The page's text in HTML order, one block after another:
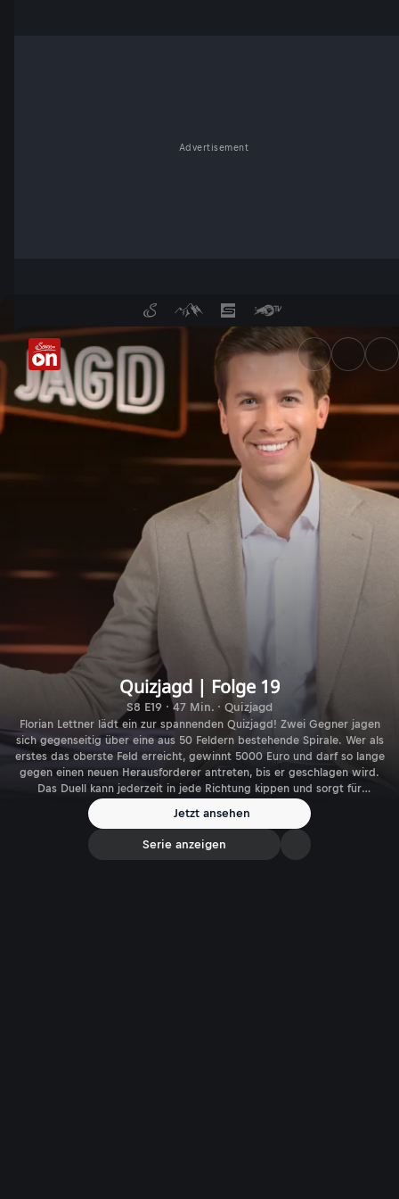
Advertisement
Quizjagd | Folge 19 -
Quizjagd | Folge 19
S8 E19 · 47 Min. · Quizjagd
Florian Lettner lädt ein zur spannenden Quizjagd! Zwei Gegner jagen
sich gegenseitig über eine aus 50 Feldern bestehende Spirale. Wer als
erstes das oberste Feld erreicht, gewinnt 5000 Euro und darf so lange
gegen einen neuen Herausforderer antreten, bis er geschlagen wird.
Das Duell kann jederzeit in jede Richtung kippen und sorgt für
Jetzt ansehen
Serie anzeigen